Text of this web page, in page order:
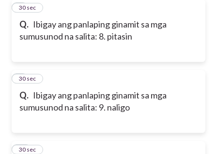
Q. Ibigay ang panlaping ginamit sa mga
sumusunod na salita: 8. pitasin
8
30 sec
Q. Ibigay ang panlaping ginamit sa mga
sumusunod na salita: 9. naligo
9
30 sec
10
30 sec